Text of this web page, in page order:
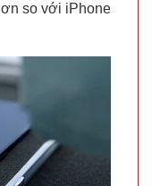
so với iPhone